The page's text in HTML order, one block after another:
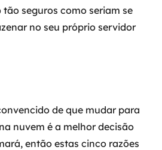
tão seguros como seriam se
no seu próprio servidor
de que mudar para
nuvem é a melhor decisão
então estas cinco razões